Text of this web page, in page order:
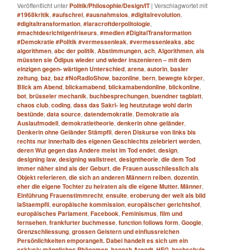
Veröffentlicht unter Politik/Philosophie/Design/IT |Verschlagwortet mit
#1968kritik,#aufschrei,#ausnahmslos,#digitalrevolution,
#digitaltransformation,#laracroftderpolitologie,
#machtdesrichtigenfriseurs,#medien #DigitalTransformation
#Demokratie #Politik #vermessenleak,#vermessenleaks,abc
algorithmen,abc der politik,Abstimmungen,ach,Algorithmen,als
müssten sie Ödipus wieder und wieder inszenieren – mit dem
einzigen gegen- wärtigen Unterschied,arena,autorin,basler
zeitung,baz,baz #NoRadioShow,bazonline,bern,bewegte körper,
Blick am Abend,blickamabend,blickamabendonline,blickonline,
bot,brüsseler mechanik,buchbesprechungen,buendner tagblatt,
chaos club,coding,dass das Sakri- leg heutzutage wohl darin
bestünde,data source,datendemokratie, Demokratie als
Auslaufmodell,demokratietheorie,denkerin ohne geländer,
Denkerin ohne Geländer Stämpfli,deren Diskurse von links bis
rechts nur innerhalb des eigenen Geschlechts zelebriert werden,
deren Wut gegen das Andere meist im Tod endet,design,
designing law,designing wallstreet,designtheorie,die dem Tod
immer näher sind als der Geburt,die Frauen ausschliesslich als
Objekt referieren,die sich an anderen Männern reiben,dozentin,
eher die eigene Tochter zu heiraten als die eigene Mutter. Männer,
Einführung Frauenstimmrecht,ensuite,eroberung der welt als bild
laStaempfli,europäische kommission,europäischer gerichtshof,
europäisches Parlament,Facebook,Feminismus,film und
fernsehen,frankfurter buchmesse,function follows form,Google,
Grenzschliessung,grossen Geistern und einflussreichen
Persönlichkeiten emporangelt. Dabei handelt es sich um ein